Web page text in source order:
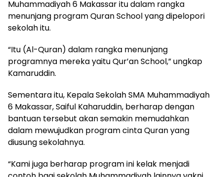
Muhammadiyah 6 Makassar itu dalam rangka
menunjang program Quran School yang dipelopori
sekolah itu.
“Itu (Al-Quran) dalam rangka menunjang
programnya mereka yaitu Qur’an School,” ungkap
Kamaruddin.
Sementara itu, Kepala Sekolah SMA Muhammadiyah
6 Makassar, Saiful Kaharuddin, berharap dengan
bantuan tersebut akan semakin memudahkan
dalam mewujudkan program cinta Quran yang
diusung sekolahnya.
“Kami juga berharap program ini kelak menjadi